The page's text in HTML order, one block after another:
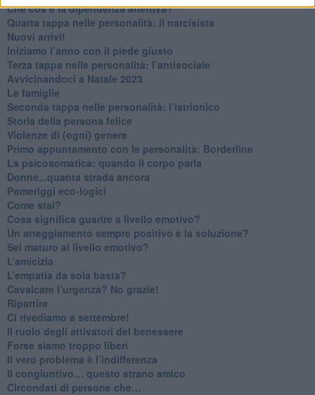
Che cos’è la dipendenza affettiva?
Quarta tappa nelle personalità: il narcisista
​Nuovi arrivi!
​Iniziamo l’anno con il piede giusto
​Terza tappa nelle personalità: l’antisociale
​Avvicinandoci a Natale 2023
Le famiglie
Seconda tappa nelle personalità: l’istrionico
​Storia della persona felice
Violenze di (ogni) genere
​Primo appuntamento con le personalità: Borderline
La psicosomatica: quando il corpo parla
Donne...quanta strada ancora
​Pomeriggi eco-logici
​Come stai?
Cosa significa guarire a livello emotivo?
​Un atteggiamento sempre positivo è la soluzione?
​Sei maturo al livello emotivo?
​L’amicizia
​L’empatia da sola basta?
​Cavalcare l’urgenza? No grazie!
Ripartire
​Ci rivediamo a settembre!
​Il ruolo degli attivatori del benessere
​Forse siamo troppo liberi
​Il vero problema è l’indifferenza
​Il congiuntivo… questo strano amico
​Circondati di persone che…